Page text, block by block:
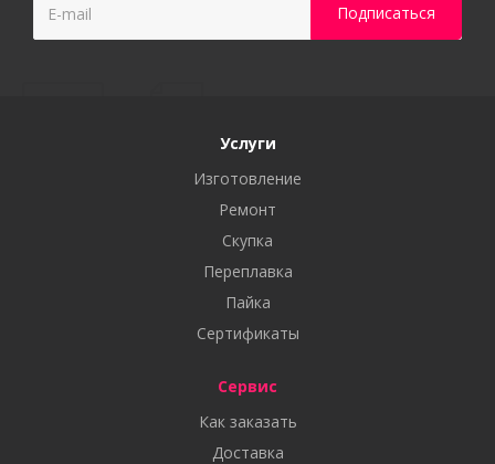
Услуги
Изготовление
Ремонт
Скупка
Переплавка
Пайка
Сертификаты
Сервис
Как заказать
Доставка